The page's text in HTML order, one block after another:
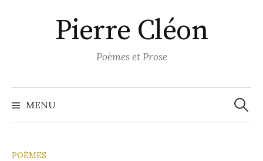
Pierre Cléon
Poèmes et Prose
MENU
POÈMES